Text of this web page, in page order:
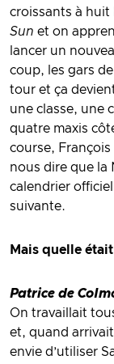
croissants à huit
Sun et on
lancer un
coup, les gars de
tour et ça
une classe, une
quatre maxis
course, François
nous dire que la
calendrier
suivante.
Mais quelle
Patrice de
On travaillait
et, quand
envie d’utiliser